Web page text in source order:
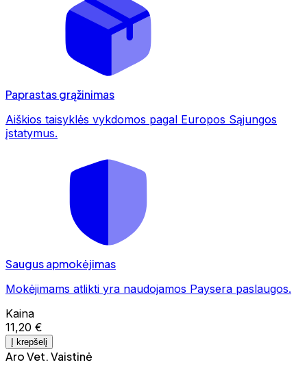
Paprastas grąžinimas
Aiškios taisyklės vykdomos pagal Europos Sąjungos
įstatymus.
Saugus apmokėjimas
Mokėjimams atlikti yra naudojamos Paysera paslaugos.
Kaina
11,20 €
Į krepšelį
Aro Vet. Vaistinė